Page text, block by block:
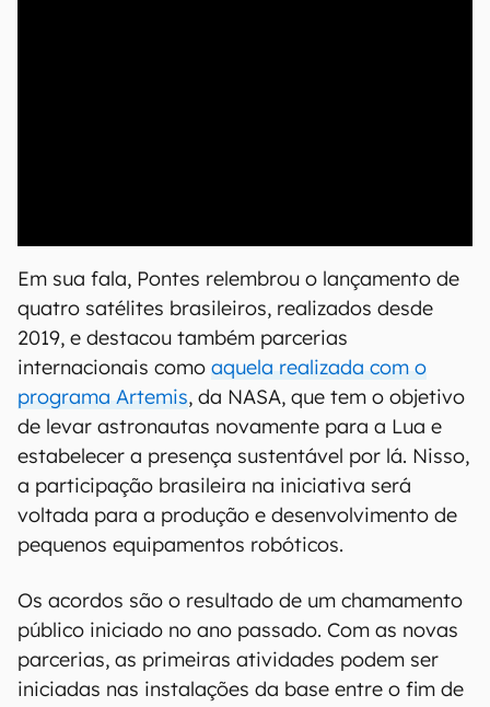
Em sua fala, Pontes relembrou o lançamento de
quatro satélites brasileiros, realizados desde
2019, e destacou também parcerias
internacionais como aquela realizada com o
programa Artemis, da NASA, que tem o objetivo
de levar astronautas novamente para a Lua e
estabelecer a presença sustentável por lá. Nisso,
a participação brasileira na iniciativa será
voltada para a produção e desenvolvimento de
pequenos equipamentos robóticos.
Os acordos são o resultado de um chamamento
público iniciado no ano passado. Com as novas
parcerias, as primeiras atividades podem ser
iniciadas nas instalações da base entre o fim de